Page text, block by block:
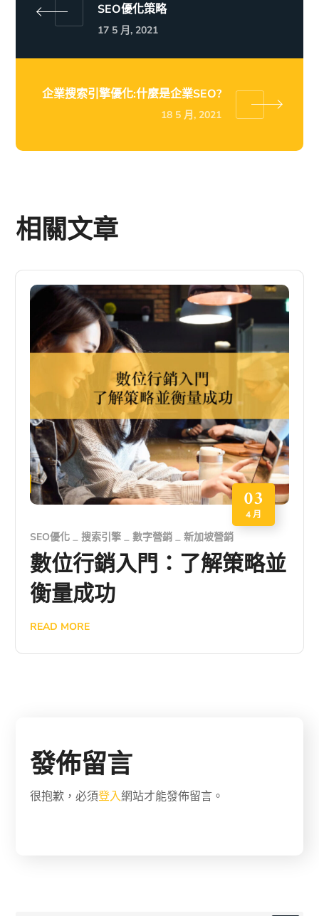
SEO優化策略
17 5 月, 2021
企業搜索引擎優化:什麼是企業SEO?
18 5 月, 2021
相關文章
03
4 月
SEO優化 搜索引擎 數字營銷 新加坡營銷
數位行銷入門：了解策略並
衡量成功
READ MORE
發佈留言
很抱歉，必須登入網站才能發佈留言。